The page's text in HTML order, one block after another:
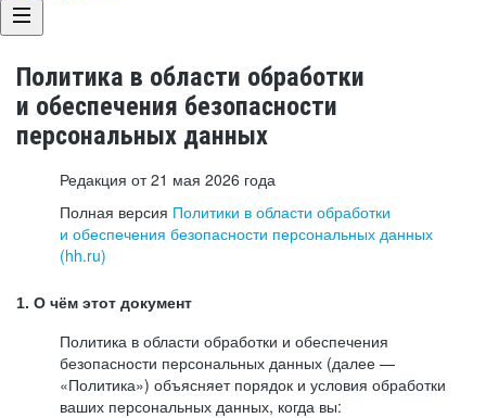
Политика в области обработки
и обеспечения безопасности
персональных данных
Редакция от 21 мая 2026 года
Полная версия Политики в области обработки
и обеспечения безопасности персональных данных
(hh.ru)
1. О чём этот документ
Политика в области обработки и обеспечения
безопасности персональных данных (далее —
«Политика») объясняет порядок и условия обработки
ваших персональных данных, когда вы: